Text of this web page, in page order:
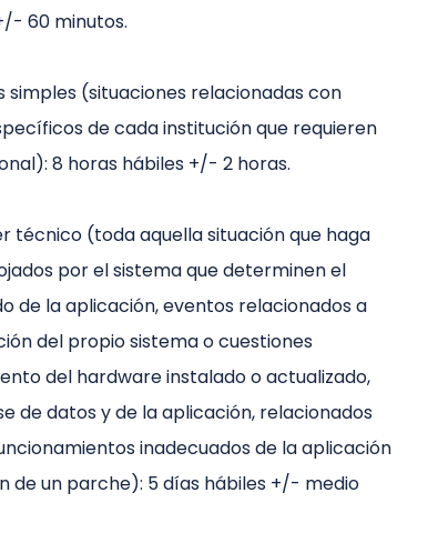
60 minutos.
simples (situaciones relacionadas con
de cada institución que requieren
8 horas hábiles +/- 2 horas.
técnico (toda aquella situación que haga
por el sistema que determinen el
de la aplicación, eventos relacionados a
del propio sistema o cuestiones
del hardware instalado o actualizado,
de datos y de la aplicación, relacionados
inadecuados de la aplicación
de un parche): 5 días hábiles +/- medio